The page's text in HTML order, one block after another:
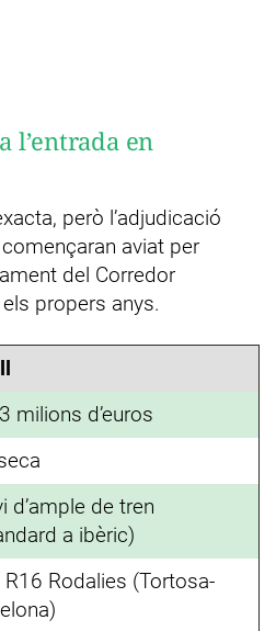
l’entrada en
però l’adjudicació
aviat per
del Corredor
propers anys.
milions d’euros
d’ample de tren
a ibèric)
R16 Rodalies (Tortosa-